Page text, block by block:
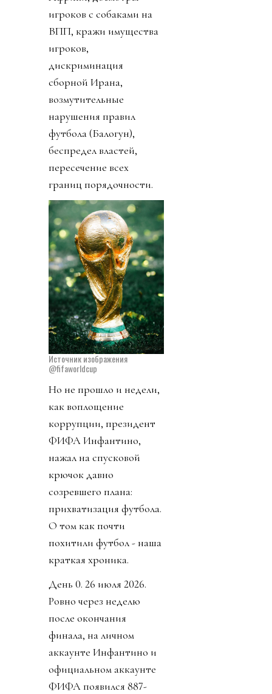
игроков с собаками на
ВПП, кражи имущества
игроков,
дискриминация
сборной Ирана,
возмутительные
нарушения правил
футбола (Балогун),
беспредел властей,
пересечение всех
границ порядочности.
Источник изображения
@fifaworldcup
Но не прошло и недели,
как воплощение
коррупции, президент
ФИФА Инфантино,
нажал на спусковой
крючок давно
созревшего плана:
прихватизация футбола.
О том как почти
похитили футбол - наша
краткая хроника.
День 0. 26 июля 2026.
Ровно через неделю
после окончания
финала, на личном
аккаунте Инфантино и
официальном аккаунте
ФИФА появился 887-